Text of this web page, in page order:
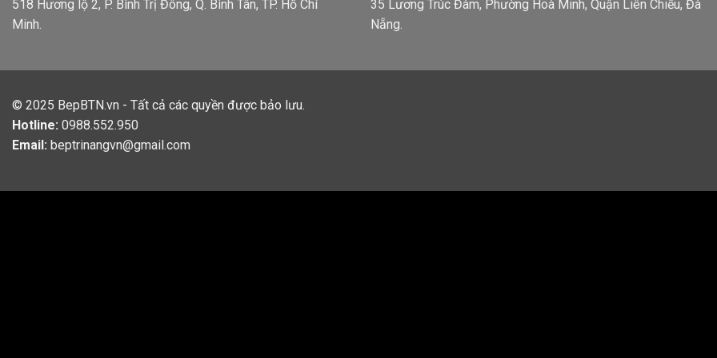
518 Hương lộ 2, P. Bình Trị Đông, Q. Bình Tân, TP. Hồ Chí
Minh.
35 Lương Trúc Đàm, Phường Hoà Minh, Quận Liên Chiểu, Đà
Nẵng.
© 2025 BepBTN.vn - Tất cả các quyền được bảo lưu.
Hotline: 0988.552.950
Email: beptrinangvn@gmail.com